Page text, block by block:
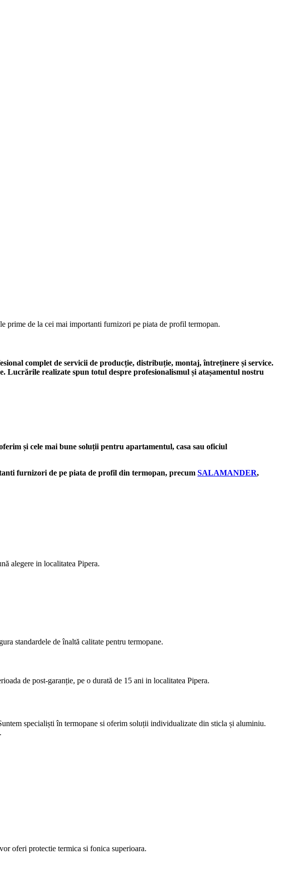
prime de la cei mai importanti furnizori pe piata de profil termopan.
complet de servicii de producție, distribuție, montaj, întreținere și service.
Lucrările realizate spun totul despre profesionalismul și atașamentul nostru
și cele mai bune soluții pentru apartamentul, casa sau oficiul
furnizori de pe piata de profil din termopan, precum SALAMANDER,
alegere in localitatea Pipera.
standardele de înaltă calitate pentru termopane.
de post-garanție, pe o durată de 15 ani in localitatea Pipera.
specialiști în termopane si oferim soluții individualizate din sticla și aluminiu.
oferi protectie termica si fonica superioara.